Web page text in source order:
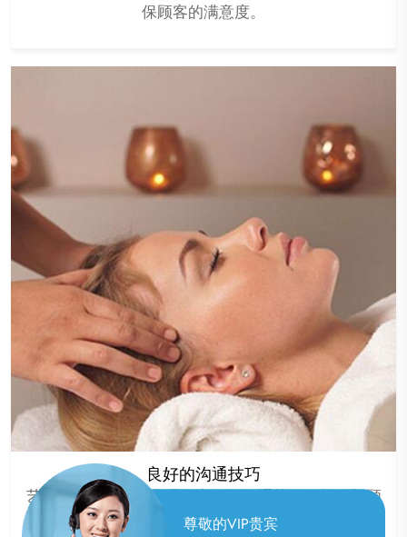
尊敬的VIP贵宾
保顾客的满意度。
良好的沟通技巧
艺师团队的成员通常具备良好的沟通技巧，能够与顾
客建立良好的沟通，了解顾客的需求，提供更加贴心